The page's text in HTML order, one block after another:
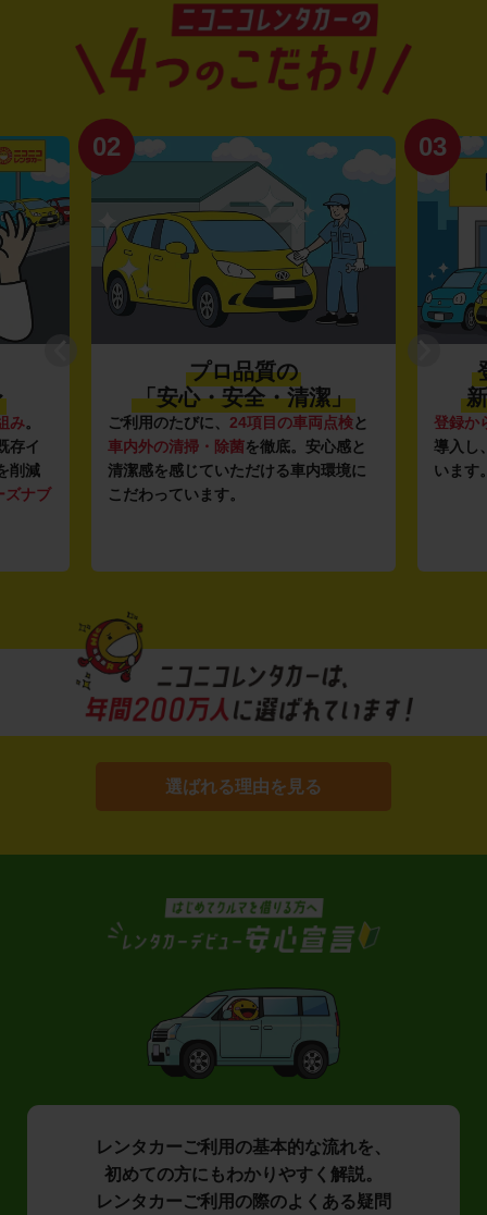
み。
存イ
削減
ズナブ
02
プロ品質の
「安心・安全・清潔」
ご利用のたびに、 24項目の車両点検と
車内外の清掃・除菌を徹底。安心感と
清潔感を感じていただける車内環境に
こだわっています。
03
登録か
導入し
います
選ばれる理由を見る
レンタカーご利用の基本的な流れを、
初めての方にもわかりやすく解説。
レンタカーご利用の際のよくある疑問